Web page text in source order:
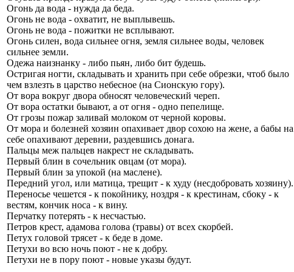
Огонь да вода - нужда да беда.
Огонь не вода - охватит, не выплывешь.
Огонь не вода - пожитки не всплывают.
Огонь силен, вода сильнее огня, земля сильнее воды, человек
сильнее земли.
Одежа наизнанку - либо пьян, либо бит будешь.
Остригая ногти, складывать и хранить при себе обрезки, чтоб было
чем взлезть в царство небесное (на Сионскую гору).
От вора вокруг двора обносят человеческий череп.
От вора остатки бывают, а от огня - одно пепелище.
От грозы пожар заливай молоком от черной коровы.
От мора и болезней хозяин опахивает двор сохою на жене, а бабы на
себе опахивают деревни, раздевшись донага.
Пальцы меж пальцев накрест не складывать.
Первый блин в сочельник овцам (от мора).
Первый блин за упокой (на маслене).
Передний угол, или матица, трещит - к худу (несдобровать хозяину).
Переносье чешется - к покойнику, ноздря - к крестинам, сбоку - к
вестям, кончик носа - к вину.
Перчатку потерять - к несчастью.
Петров крест, адамова голова (травы) от всех скорбей.
Петух головой трясет - к беде в доме.
Петухи во всю ночь поют - не к добру.
Петухи не в пору поют - новые указы будут.